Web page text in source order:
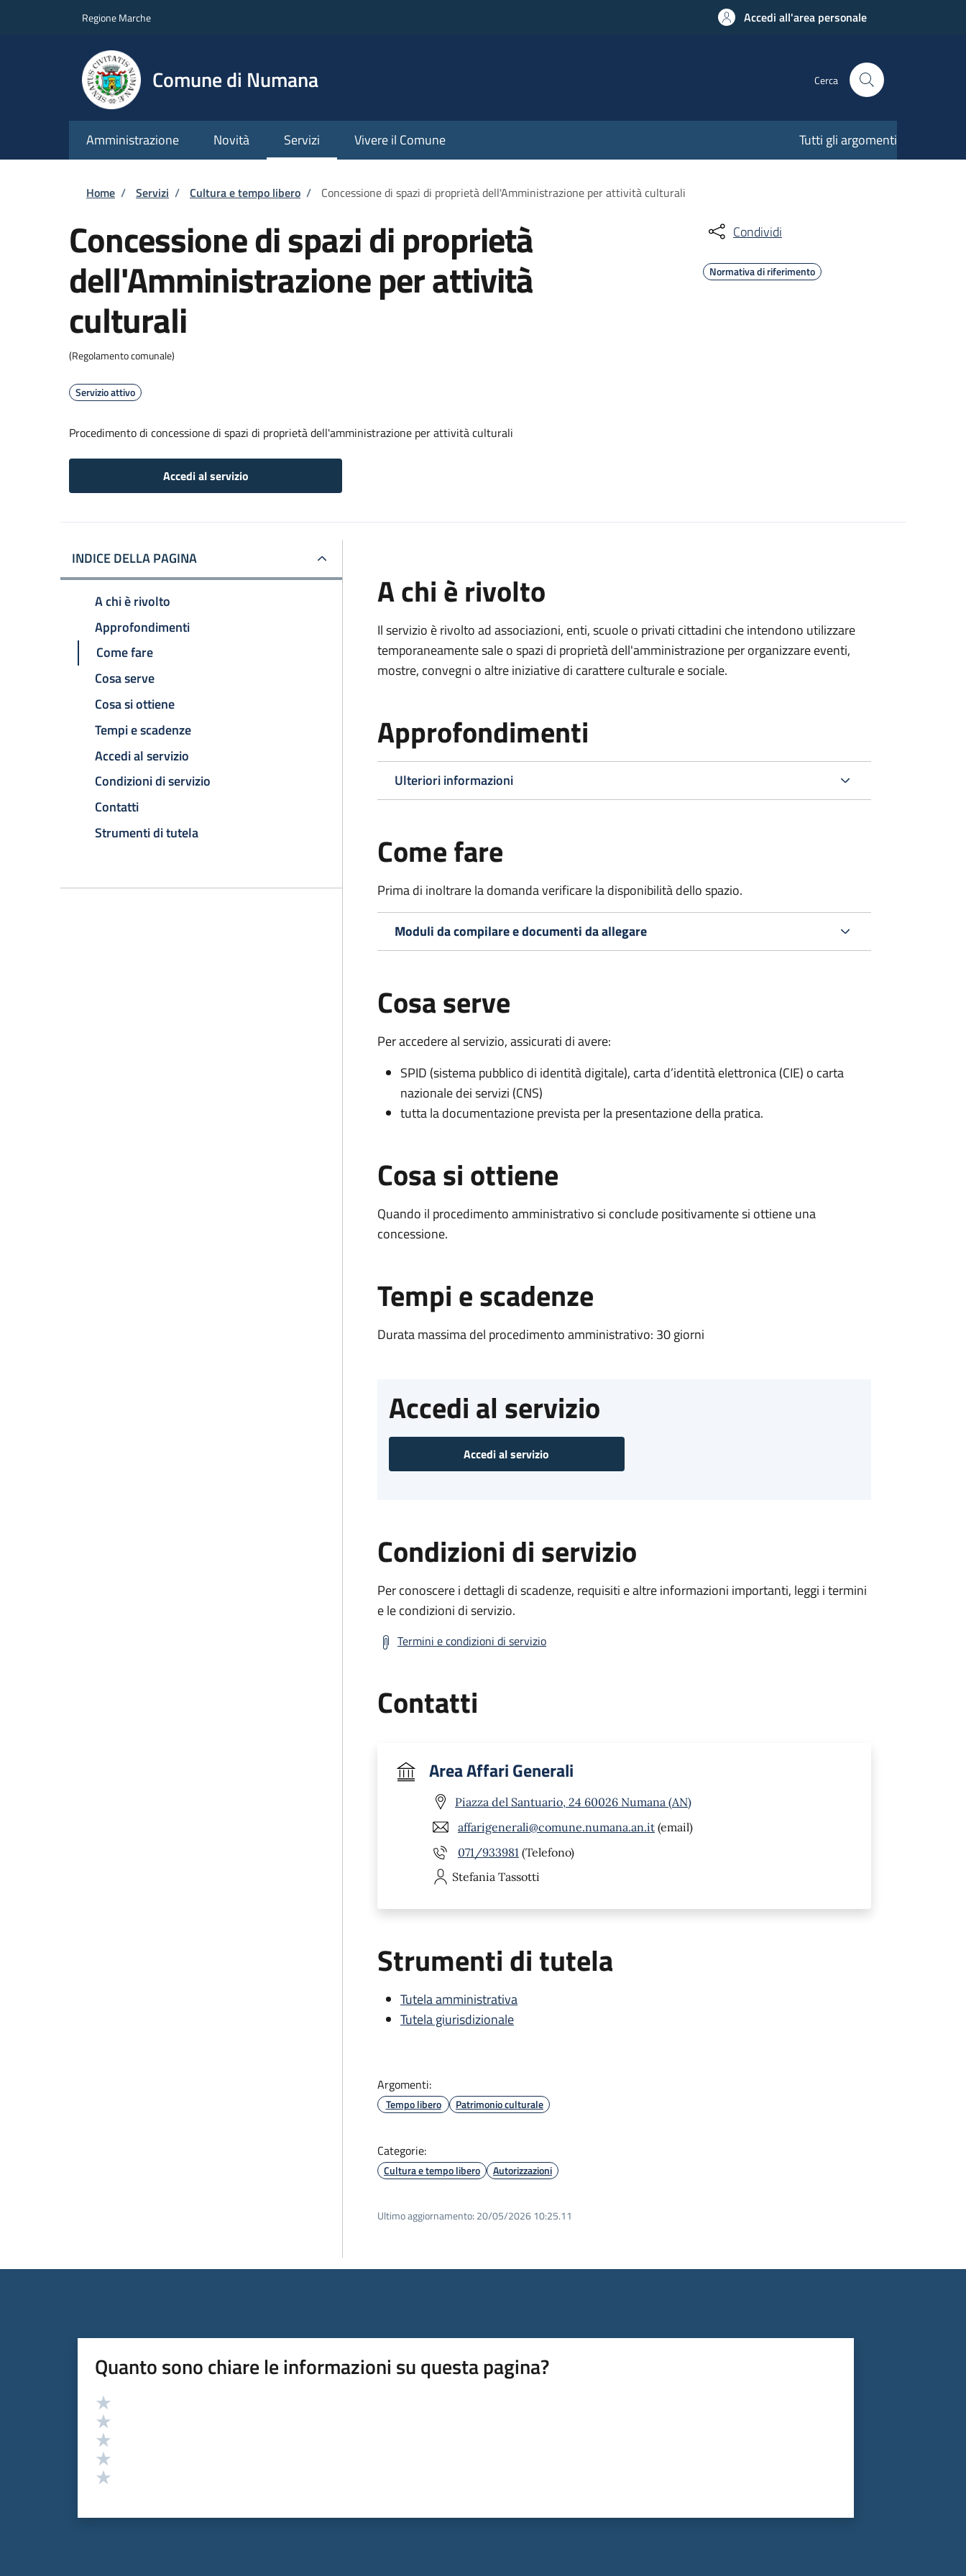
Regione Marche Accedi all'area personale
Comune di Numana Cerca
Amministrazione Novità Servizi Vivere il Comune Tutti gli argomenti
Briciole di pane
Home / Servizi / Cultura e tempo libero / Concessione di spazi di proprietà dell'Amministrazione per attività culturali
Concessione di spazi di proprietà
dell'Amministrazione per attività
culturali
(Regolamento comunale)
Servizio attivo
Procedimento di concessione di spazi di proprietà dell'amministrazione per attività culturali
Accedi al servizio
Condividi
Normativa di riferimento
INDICE DELLA PAGINA
A chi è rivolto
Approfondimenti
Come fare
Cosa serve
Cosa si ottiene
Tempi e scadenze
Accedi al servizio
Condizioni di servizio
Contatti
Strumenti di tutela
A chi è rivolto
Il servizio è rivolto ad associazioni, enti, scuole o privati cittadini che intendono utilizzare
temporaneamente sale o spazi di proprietà dell'amministrazione per organizzare eventi,
mostre, convegni o altre iniziative di carattere culturale e sociale.
Approfondimenti
Ulteriori informazioni
Come fare
Prima di inoltrare la domanda verificare la disponibilità dello spazio.
Moduli da compilare e documenti da allegare
Cosa serve
Per accedere al servizio, assicurati di avere:
SPID (sistema pubblico di identità digitale), carta d’identità elettronica (CIE) o carta
nazionale dei servizi (CNS)
tutta la documentazione prevista per la presentazione della pratica.
Cosa si ottiene
Quando il procedimento amministrativo si conclude positivamente si ottiene una
concessione.
Tempi e scadenze
Durata massima del procedimento amministrativo: 30 giorni
Accedi al servizio
Accedi al servizio
Condizioni di servizio
Per conoscere i dettagli di scadenze, requisiti e altre informazioni importanti, leggi i termini
e le condizioni di servizio.
Termini e condizioni di servizio
Contatti
Area Affari Generali
Piazza del Santuario, 24 60026 Numana (AN)
affarigenerali@comune.numana.an.it (email)
071/933981 (Telefono)
Stefania Tassotti
Strumenti di tutela
Tutela amministrativa
Tutela giurisdizionale
Argomenti:
Tempo libero Patrimonio culturale
Categorie:
Cultura e tempo libero Autorizzazioni
Ultimo aggiornamento: 20/05/2026 10:25.11
Quanto sono chiare le informazioni su questa pagina?
Valutazione